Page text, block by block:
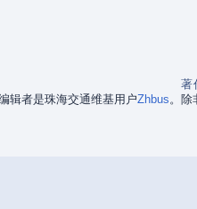
辑者是珠海交通维基用户Zhbus。
著
除